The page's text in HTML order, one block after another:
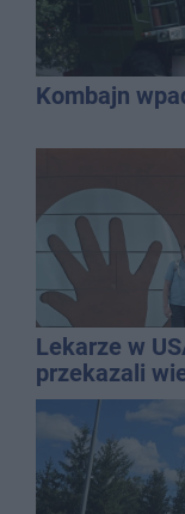
Kombajn
Lekarze w
przekazali